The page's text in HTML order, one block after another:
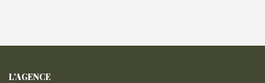
L'AGENCE